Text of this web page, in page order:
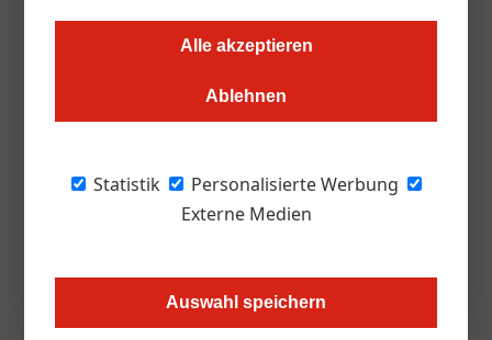
Alle akzeptieren
Ablehnen
Statistik
Personalisierte Werbung
Externe Medien
Auswahl speichern
Das größte Frühlings- und Trachtenfest im Alpenraum musste
Pandemie macht es leider unausweichlich:
Das Gauder Fest 2021 musste leider abgesagt
April bis 2. Mai in Zell am Ziller stattfinden
sollen. Bereits erworbene Tickets werden